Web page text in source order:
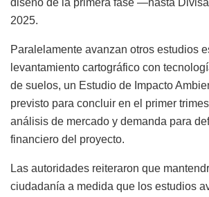
2025.
Paralelamente avanzan otros estudios
levantamiento cartográfico con
de suelos, un Estudio de Impacto
previsto para concluir en el primer
análisis de mercado y demanda para
financiero del proyecto.
Las autoridades reiteraron que
ciudadanía a medida que los estudios